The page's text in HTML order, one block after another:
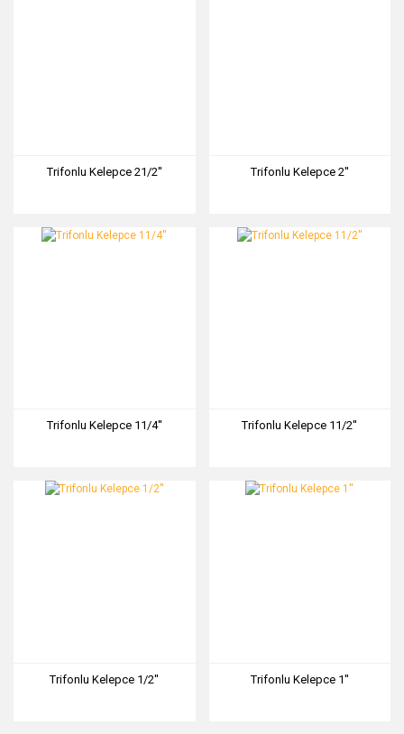
Trifonlu Kelepce 21/2'' Trifonlu Kelepce 2''
Trifonlu Kelepce 11/4'' Trifonlu Kelepce 11/2''
Trifonlu Kelepce 1/2'' Trifonlu Kelepce 1''